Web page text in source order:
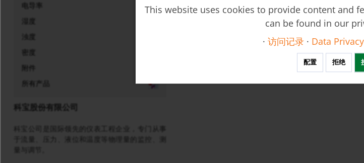
电导率
湿度
浊度
密度
附件
所有产品
科宝股份有限公司
科宝公司是国际领先的仪表工程企业，专门从事
于流量、压力、液位和温度等物理量的监控、测
量与调节。
This website uses cookies to provide content and
can be found in our
· 访问记录· Data
配置 拒绝